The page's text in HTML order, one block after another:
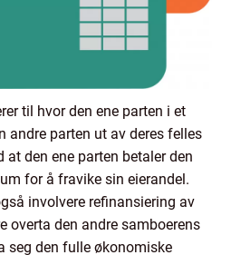
til hvor den ene parten i et
andre parten ut av deres felles
at den ene parten betaler den
for å fravike sin eierandel.
involvere refinansiering av
overta den andre samboerens
seg den fulle økonomiske